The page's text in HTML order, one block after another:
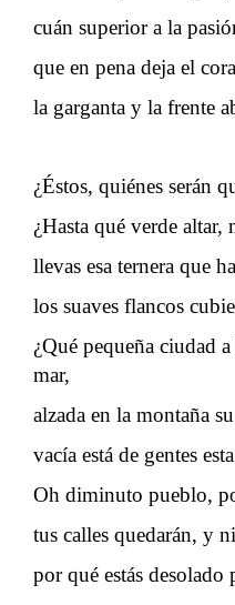
cuán superior a la
que en pena deja el
la garganta y la frente
¿Éstos, quiénes serán
¿Hasta qué verde
llevas esa ternera que
los suaves flancos
¿Qué pequeña ciudad
mar,
alzada en la montaña
vacía está de gentes
Oh diminuto pueblo,
tus calles quedarán, y
por qué estás